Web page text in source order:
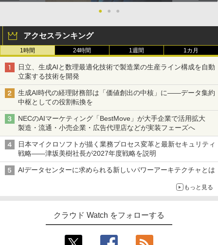
●
● ●
アクセスランキング
1時間 24時間 1週間 1カ月
日立、生成AIと数理最適化技術で製造業の生産ライン構成を自動
立案する技術を開発
生成AI時代の経理財務部は「価値創出の中核」に――データ集約
中枢としての役割転換を
NECのAIマーケティング「BestMove」が大手企業で活用拡大
製造・流通・小売企業・広告代理店などが実装フェーズへ
日本マイクロソフトが描く業務プロセス変革と最新セキュリティ
戦略――津坂美樹社長が2027年度戦略を説明
AIデータセンターに求められる新しいパワーアーキテクチャとは
もっと見る
クラウド Watch をフォローする